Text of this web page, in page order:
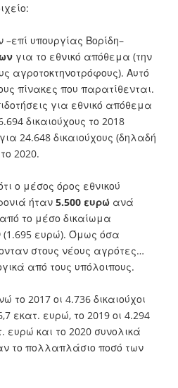
υπουργίας Βορίδη–
για το εθνικό απόθεμα (την
αγροτοκτηνοτρόφους). Αυτό
πίνακες που παρατίθενται.
για εθνικό απόθεμα
δικαιούχους το 2018
24.648 δικαιούχους (δηλαδή
2020.
ο μέσος όρος εθνικού
ήταν 5.500 ευρώ ανά
το μέσο δικαίωμα
(1.695 ευρώ). Όμως όσα
στους νέους αγρότες…
από τους υπόλοιπους.
το 2017 οι 4.736 δικαιούχοι
εκατ. ευρώ, το 2019 οι 4.294
ευρώ και το 2020 συνολικά
το πολλαπλάσιο ποσό των